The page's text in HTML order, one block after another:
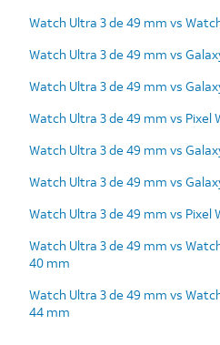
Watch Ultra 3 de 49 mm vs
Watch Ultra 3 de 49 mm vs
Watch Ultra 3 de 49 mm vs
Watch Ultra 3 de 49 mm vs Pixel
Watch Ultra 3 de 49 mm vs
Watch Ultra 3 de 49 mm vs
Watch Ultra 3 de 49 mm vs Pixel
Watch Ultra 3 de 49 mm vs
40 mm
Watch Ultra 3 de 49 mm vs
44 mm